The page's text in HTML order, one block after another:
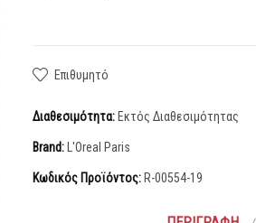
Επιθυμητό
Διαθεσιμότητα: Εκτός Διαθεσιμότητας
Brand: L'Oreal Paris
Κωδικός Προϊόντος: R-00554-19